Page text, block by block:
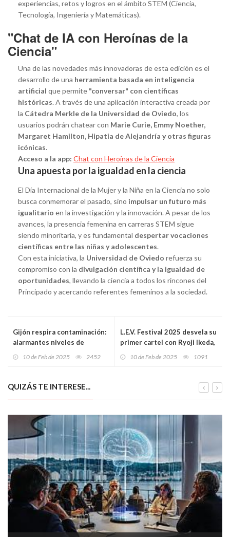
experiencias, retos y logros en el ámbito STEM (Ciencia,
Tecnología, Ingeniería y Matemáticas).
"Chat de IA con Heroínas de la
Ciencia"
Una de las novedades más innovadoras de esta edición es el
desarrollo de una herramienta basada en inteligencia
artificial que permite "conversar" con científicas
históricas. A través de una aplicación interactiva creada por
la Cátedra Merkle de la Universidad de Oviedo, los
usuarios podrán chatear con Marie Curie, Emmy Noether,
Margaret Hamilton, Hipatia de Alejandría y otras figuras
icónicas.
Acceso a la app: Chat con Heroínas de la Ciencia
Una apuesta por la igualdad en la ciencia
El Día Internacional de la Mujer y la Niña en la Ciencia no solo
busca conmemorar el pasado, sino impulsar un futuro más
igualitario en la investigación y la innovación. A pesar de los
avances, la presencia femenina en carreras STEM sigue
siendo minoritaria, y es fundamental despertar vocaciones
científicas entre las niñas y adolescentes.
Con esta iniciativa, la Universidad de Oviedo refuerza su
compromiso con la divulgación científica y la igualdad de
oportunidades, llevando la ciencia a todos los rincones del
Principado y acercando referentes femeninos a la sociedad.
Gijón respira contaminación:
alarmantes niveles de
10 de Feb de 2025 2452
L.E.V. Festival 2025 desvela su
primer cartel con Ryoji Ikeda,
10 de Feb de 2025 1091
QUIZÁS TE INTERESE...